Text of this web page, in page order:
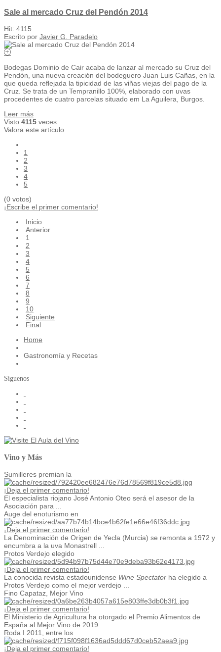
Sale al mercado Cruz del Pendón 2014
Hit: 4115
Escrito por Javier G. Paradelo
Bodegas Dominio de Cair acaba de lanzar al mercado su Cruz del
Pendón, una nueva creación del bodeguero Juan Luis Cañas, en la
que queda reflejada la tipicidad de las viñas viejas del pago de la
Cruz. Se trata de un Tempranillo 100%, elaborado con uvas
procedentes de cuatro parcelas situado em La Aguilera, Burgos.
Leer más
Visto 4115 veces
Valora este artículo
1
2
3
4
5
(0 votos)
¡Escribe el primer comentario!
Inicio
Anterior
1
2
3
4
5
6
7
8
9
10
Siguiente
Final
Home
Gastronomía y Recetas
Síguenos
Vino y Más
Sumilleres premian la
¡Deja el primer comentario!
El especialista riojano José Antonio Oteo será el asesor de la
Asociación para ...
Auge del enoturismo en
¡Deja el primer comentario!
La Denominación de Origen de Yecla (Murcia) se remonta a 1972 y
encumbra a la uva Monastrell ...
Protos Verdejo elegido
¡Deja el primer comentario!
La conocida revista estadounidense Wine Spectator ha elegido a
Protos Verdejo como el mejor verdejo ...
Fino Capataz, Mejor Vino
¡Deja el primer comentario!
El Ministerio de Agricultura ha otorgado el Premio Alimentos de
España al Mejor Vino de 2019 ...
Roda I 2011, entre los
¡Deja el primer comentario!